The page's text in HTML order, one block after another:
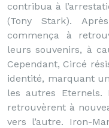
contribua à
(Tony Stark).
commença à
leurs souvenirs, à
Cependant, Circé
identité, marquant
les autres Eternels.
retrouvèrent à
vers l’autre. Iron-